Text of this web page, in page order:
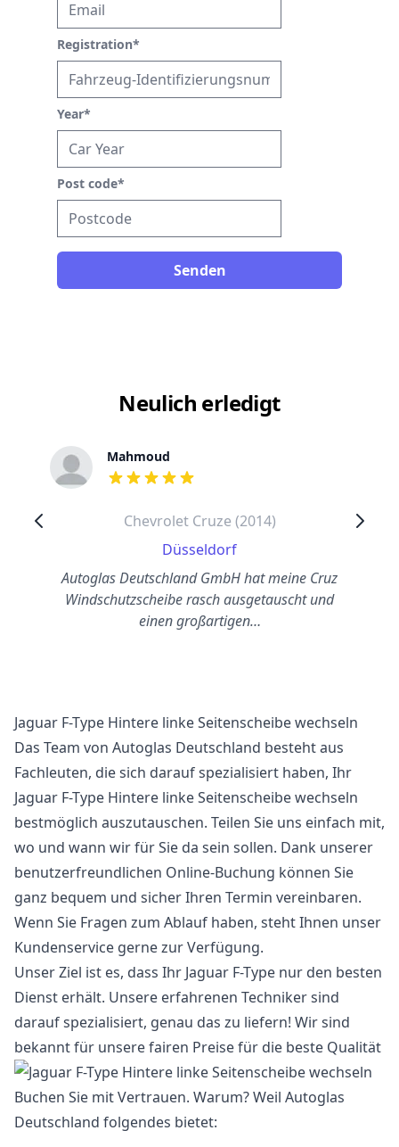
Registration*
Year*
Post code*
Senden
Neulich erledigt
Mahmoud
out of 5 stars
Chevrolet Cruze (2014)
Düsseldorf
Autoglas Deutschland GmbH hat meine Cruz
Windschutzscheibe rasch ausgetauscht und
einen großartigen…
Jaguar F-Type Hintere linke Seitenscheibe wechseln
Das Team von Autoglas Deutschland besteht aus
Fachleuten, die sich darauf spezialisiert haben, Ihr
Jaguar F-Type Hintere linke Seitenscheibe wechseln
bestmöglich auszutauschen. Teilen Sie uns einfach mit,
wo und wann wir für Sie da sein sollen. Dank unserer
benutzerfreundlichen Online-Buchung können Sie
ganz bequem und sicher Ihren Termin vereinbaren.
Wenn Sie Fragen zum Ablauf haben, steht Ihnen unser
Kundenservice gerne zur Verfügung.
Unser Ziel ist es, dass Ihr Jaguar F-Type nur den besten
Dienst erhält. Unsere erfahrenen Techniker sind
darauf spezialisiert, genau das zu liefern! Wir sind
bekannt für unsere fairen Preise für die beste Qualität
Buchen Sie mit Vertrauen. Warum? Weil Autoglas
Deutschland folgendes bietet: